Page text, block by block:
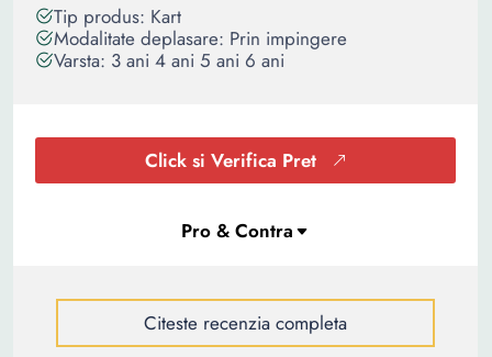
Tip produs: Kart
Modalitate deplasare: Prin impingere
Varsta: 3 ani 4 ani 5 ani 6 ani
Click si Verifica Pret
Citeste recenzia completa